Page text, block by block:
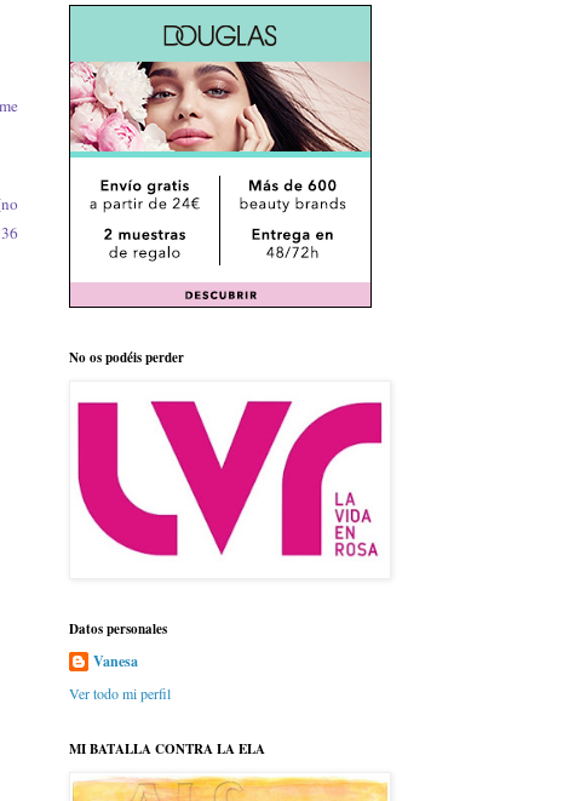
No os podéis perder
Datos personales
Vanesa
Ver todo mi perfil
MI BATALLA CONTRA LA ELA